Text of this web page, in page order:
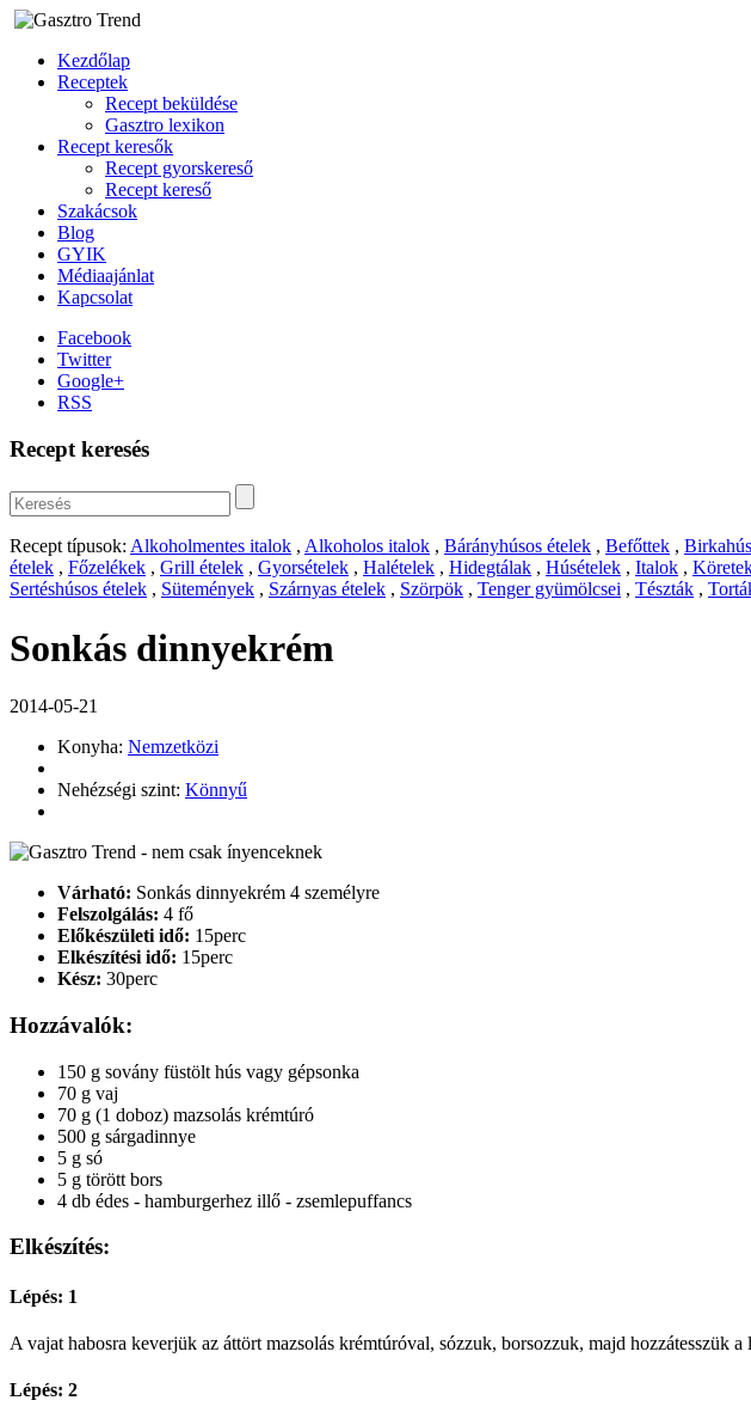
Kezdőlap
Receptek
Recept beküldése
Gasztro lexikon
Recept keresők
Recept gyorskereső
Recept kereső
Szakácsok
Blog
GYIK
Médiaajánlat
Kapcsolat
Facebook
Twitter
Google+
RSS
Recept keresés
Recept típusok: Alkoholmentes italok , Alkoholos italok , Bárányhúsos ételek , Befőttek ,
ételek , Főzelékek , Grill ételek , Gyorsételek , Halételek , Hidegtálak , Húsételek , Italok ,
Sertéshúsos ételek , Sütemények , Szárnyas ételek , Szörpök , Tenger gyümölcsei , Tészták ,
Sonkás dinnyekrém
2014-05-21
Konyha: Nemzetközi
Nehézségi szint: Könnyű
Várható: Sonkás dinnyekrém 4 személyre
Felszolgálás: 4 fő
Előkészületi idő: 15perc
Elkészítési idő: 15perc
Kész: 30perc
Hozzávalók:
150 g sovány füstölt hús vagy gépsonka
70 g vaj
70 g (1 doboz) mazsolás krémtúró
500 g sárgadinnye
5 g só
5 g törött bors
4 db édes - hamburgerhez illő - zsemlepuffancs
Elkészítés:
Lépés: 1
A vajat habosra keverjük az áttört mazsolás krémtúróval, sózzuk, borsozzuk, majd hozzátesszük
Lépés: 2